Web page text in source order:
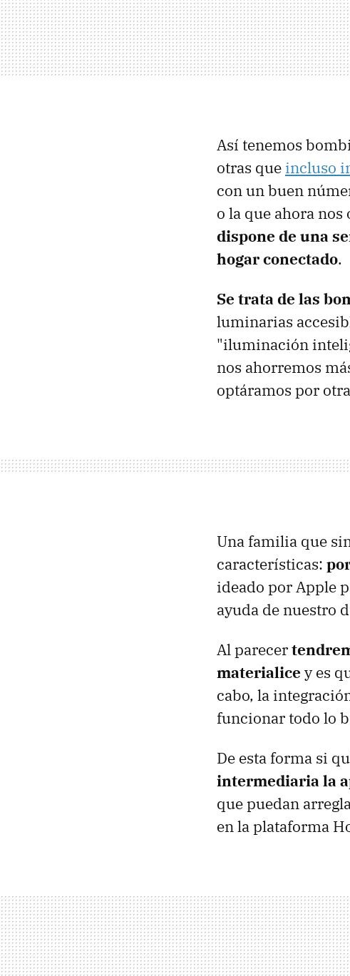
Así tenemos
otras que incluso
con un buen
o la que ahora nos
dispone de una
hogar conectado.
Se trata de las
luminarias
"iluminación
nos ahorremos
optáramos por
Una familia que
características:
ideado por Apple
ayuda de nuestro
Al parecer
materialice y es
cabo, la
funcionar todo lo
De esta forma si
intermediaria la
que puedan
en la plataforma